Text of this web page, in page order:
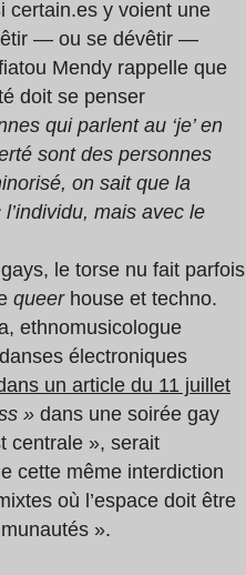
certain.es y voient une
— ou se dévêtir —
Mendy rappelle que
doit se penser
qui parlent au ‘je’ en
sont des personnes
on sait que la
mais avec le
le torse nu fait parfois
queerhouse et techno.
ethnomusicologue
électroniques
un article du 11 juillet
» dans une soirée gay
centrale », serait
cette même interdiction
où l’espace doit être
».